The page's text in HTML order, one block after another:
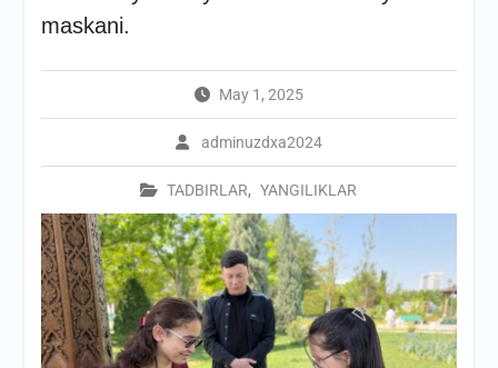
maskani.
May 1, 2025
adminuzdxa2024
TADBIRLAR, YANGILIKLAR